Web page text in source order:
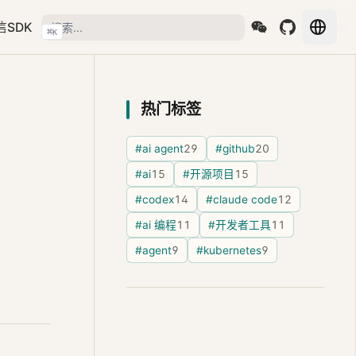
SDK ⌘K
热门标签
#ai agent29 #github20
#ai15 #开源项目 15
#codex14 #claude code12
#ai 编程11 #开发者工具11
#agent9 #kubernetes9